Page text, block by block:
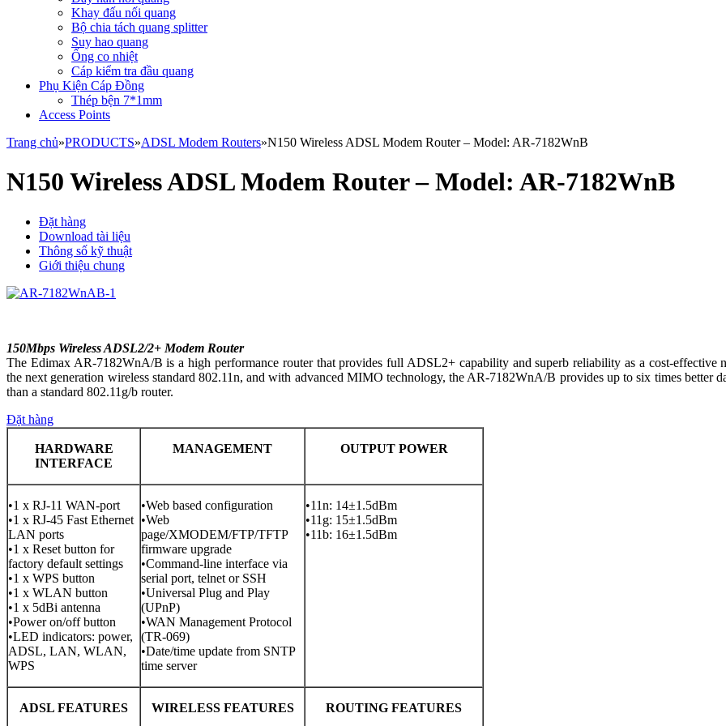
Khay đấu nối quang
Bộ chia tách quang splitter
Suy hao quang
Ống co nhiệt
Cáp kiểm tra đầu quang
Phụ Kiện Cáp Đồng
Thép bện 7*1mm
Access Points
Trang chủ»PRODUCTS»ADSL Modem Routers»N150 Wireless ADSL Modem Router – Model: AR-7182WnB
N150 Wireless ADSL Modem Router – Model: AR-7182WnB
Đặt hàng
Download tài liệu
Thông số kỹ thuật
Giới thiệu chung
150Mbps Wireless ADSL2/2+ Modem Router
The Edimax AR-7182WnA/B is a high performance router that provides full ADSL2+ capability and superb reliability as a cost-effective
the next generation wireless standard 802.11n, and with advanced MIMO technology, the AR-7182WnA/B provides up to six times better
than a standard 802.11g/b router.
Đặt hàng
HARDWARE
INTERFACE
MANAGEMENT OUTPUT POWER
•1 x RJ-11 WAN-port
•1 x RJ-45 Fast Ethernet
LAN ports
•1 x Reset button for
factory default settings
•1 x WPS button
•1 x WLAN button
•1 x 5dBi antenna
•Power on/off button
•LED indicators: power,
ADSL, LAN, WLAN,
WPS
•Web based configuration
•Web
page/XMODEM/FTP/TFTP
firmware upgrade
•Command-line interface via
serial port, telnet or SSH
•Universal Plug and Play
(UPnP)
•WAN Management Protocol
(TR-069)
•Date/time update from SNTP
time server
•11n: 14±1.5dBm
•11g: 15±1.5dBm
•11b: 16±1.5dBm
ADSL FEATURES WIRELESS FEATURES ROUTING FEATURES